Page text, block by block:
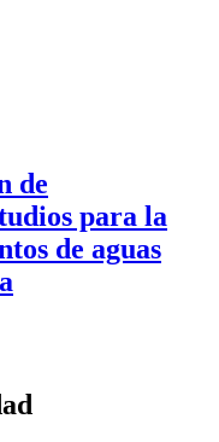
de
para la
de aguas